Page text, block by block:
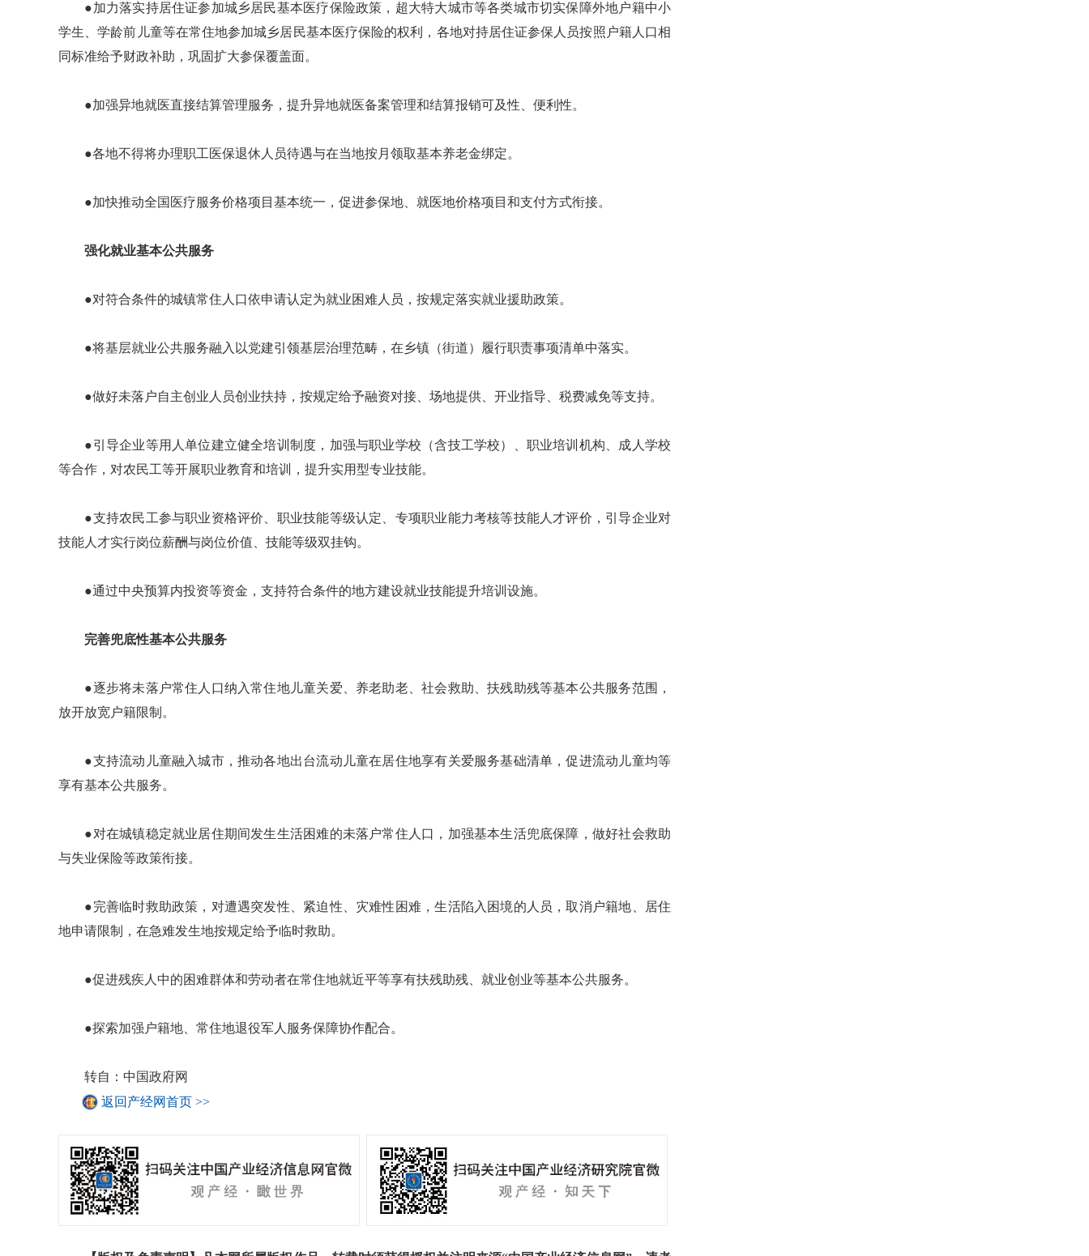
●加力落实持居住证参加城乡居民基本医疗保险政策，超大特大城市等各类城市切实保障外地户籍中小
学生、学龄前儿童等在常住地参加城乡居民基本医疗保险的权利，各地对持居住证参保人员按照户籍人口相
同标准给予财政补助，巩固扩大参保覆盖面。
●加强异地就医直接结算管理服务，提升异地就医备案管理和结算报销可及性、便利性。
●各地不得将办理职工医保退休人员待遇与在当地按月领取基本养老金绑定。
●加快推动全国医疗服务价格项目基本统一，促进参保地、就医地价格项目和支付方式衔接。
强化就业基本公共服务
●对符合条件的城镇常住人口依申请认定为就业困难人员，按规定落实就业援助政策。
●将基层就业公共服务融入以党建引领基层治理范畴，在乡镇（街道）履行职责事项清单中落实。
●做好未落户自主创业人员创业扶持，按规定给予融资对接、场地提供、开业指导、税费减免等支持。
●引导企业等用人单位建立健全培训制度，加强与职业学校（含技工学校）、职业培训机构、成人学校
等合作，对农民工等开展职业教育和培训，提升实用型专业技能。
●支持农民工参与职业资格评价、职业技能等级认定、专项职业能力考核等技能人才评价，引导企业对
技能人才实行岗位薪酬与岗位价值、技能等级双挂钩。
●通过中央预算内投资等资金，支持符合条件的地方建设就业技能提升培训设施。
完善兜底性基本公共服务
●逐步将未落户常住人口纳入常住地儿童关爱、养老助老、社会救助、扶残助残等基本公共服务范围，
放开放宽户籍限制。
●支持流动儿童融入城市，推动各地出台流动儿童在居住地享有关爱服务基础清单，促进流动儿童均等
享有基本公共服务。
●对在城镇稳定就业居住期间发生生活困难的未落户常住人口，加强基本生活兜底保障，做好社会救助
与失业保险等政策衔接。
●完善临时救助政策，对遭遇突发性、紧迫性、灾难性困难，生活陷入困境的人员，取消户籍地、居住
地申请限制，在急难发生地按规定给予临时救助。
●促进残疾人中的困难群体和劳动者在常住地就近平等享有扶残助残、就业创业等基本公共服务。
●探索加强户籍地、常住地退役军人服务保障协作配合。
转自：中国政府网
返回产经网首页 >>